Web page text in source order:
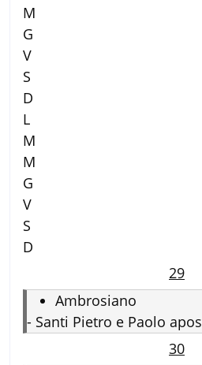
M
G
V
S
D
L
M
M
G
V
S
D
29
Ambrosiano
- Santi Pietro e Paolo
30